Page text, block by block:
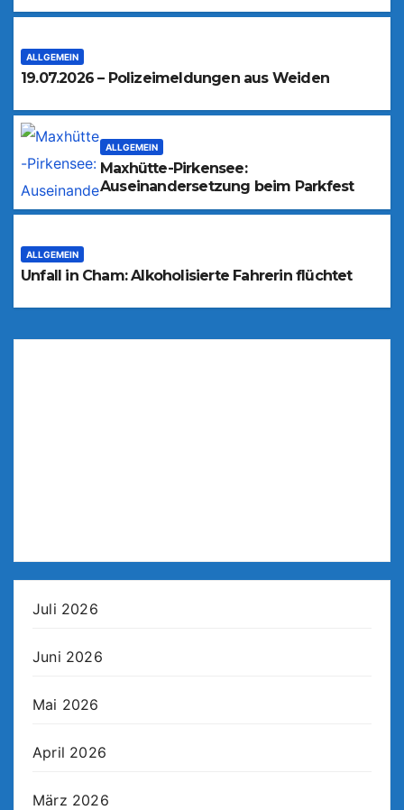
ALLGEMEIN
19.07.2026 – Polizeimeldungen aus Weiden
ALLGEMEIN
Maxhütte-Pirkensee:
Auseinandersetzung beim Parkfest
ALLGEMEIN
Unfall in Cham: Alkoholisierte Fahrerin flüchtet
Juli 2026
Juni 2026
Mai 2026
April 2026
März 2026